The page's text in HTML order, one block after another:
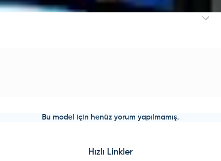
Bu model için henüz yorum yapılmamış.
Hızlı Linkler